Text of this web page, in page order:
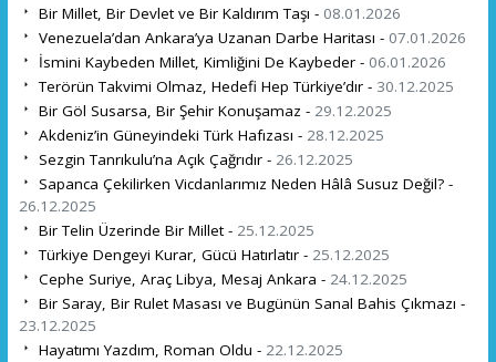
Bir Millet, Bir Devlet ve Bir Kaldırım Taşı - 08.01.2026
Venezuela’dan Ankara’ya Uzanan Darbe Haritası - 07.01.2026
İsmini Kaybeden Millet, Kimliğini De Kaybeder - 06.01.2026
Terörün Takvimi Olmaz, Hedefi Hep Türkiye’dır - 30.12.2025
Bir Göl Susarsa, Bir Şehir Konuşamaz - 29.12.2025
Akdeniz’in Güneyindeki Türk Hafızası - 28.12.2025
Sezgin Tanrıkulu’na Açık Çağrıdır - 26.12.2025
Sapanca Çekilirken Vicdanlarımız Neden Hâlâ Susuz Değil? -
26.12.2025
Bir Telin Üzerinde Bir Millet - 25.12.2025
Türkiye Dengeyi Kurar, Gücü Hatırlatır - 25.12.2025
Cephe Suriye, Araç Libya, Mesaj Ankara - 24.12.2025
Bir Saray, Bir Rulet Masası ve Bugünün Sanal Bahis Çıkmazı -
23.12.2025
Hayatımı Yazdım, Roman Oldu - 22.12.2025